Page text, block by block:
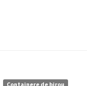
Containere de birou